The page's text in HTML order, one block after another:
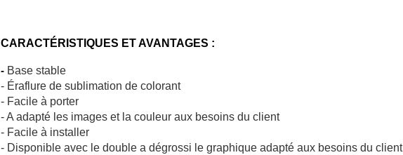
CARACTÉRISTIQUES ET AVANTAGES :
- Base stable
- Éraflure de sublimation de colorant
- Facile à porter
- A adapté les images et la couleur aux besoins du client
- Facile à installer
- Disponible avec le double a dégrossi le graphique adapté aux besoins du client